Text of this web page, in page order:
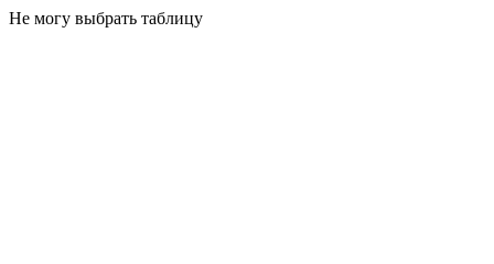
Не могу выбрать таблицу